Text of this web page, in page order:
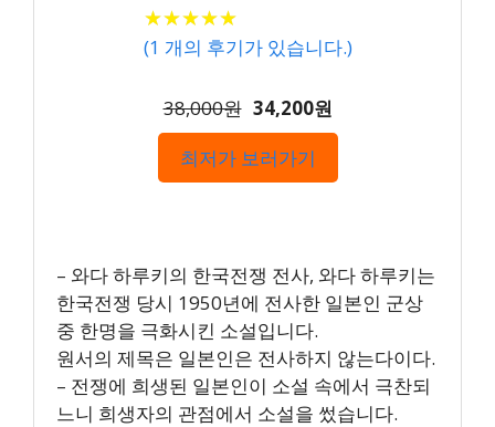
★★★★★
★★★★★
(1 개의 후기가 있습니다.)
38,000원 34,200원
최저가 보러가기
– 와다 하루키의 한국전쟁 전사, 와다 하루키는
한국전쟁 당시 1950년에 전사한 일본인 군상
중 한명을 극화시킨 소설입니다.
원서의 제목은 일본인은 전사하지 않는다이다.
– 전쟁에 희생된 일본인이 소설 속에서 극찬되
느니 희생자의 관점에서 소설을 썼습니다.